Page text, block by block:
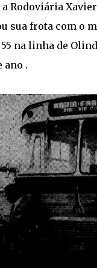
Rodoviária
sua frota com o
na linha de
ano .